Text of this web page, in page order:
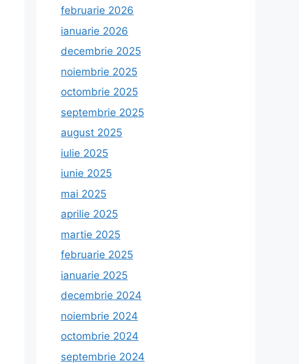
februarie 2026
ianuarie 2026
decembrie 2025
noiembrie 2025
octombrie 2025
septembrie 2025
august 2025
iulie 2025
iunie 2025
mai 2025
aprilie 2025
martie 2025
februarie 2025
ianuarie 2025
decembrie 2024
noiembrie 2024
octombrie 2024
septembrie 2024